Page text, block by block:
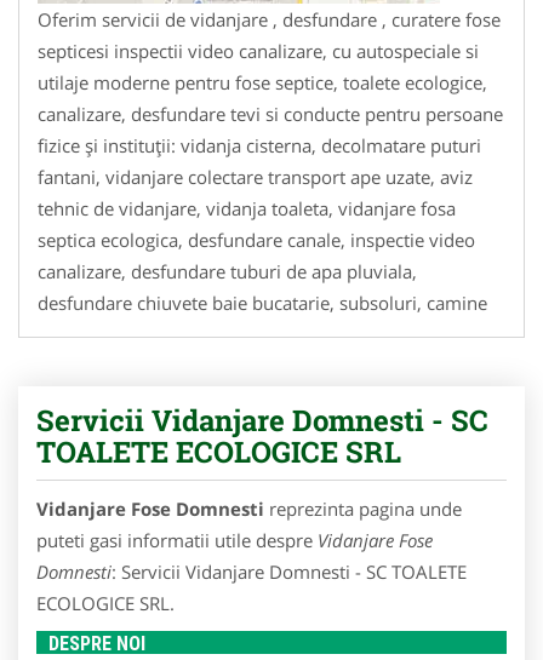
Oferim servicii de vidanjare , desfundare , curatere fose
septicesi inspectii video canalizare, cu autospeciale si
utilaje moderne pentru fose septice, toalete ecologice,
canalizare, desfundare tevi si conducte pentru persoane
fizice și instituții: vidanja cisterna, decolmatare puturi
fantani, vidanjare colectare transport ape uzate, aviz
tehnic de vidanjare, vidanja toaleta, vidanjare fosa
septica ecologica, desfundare canale, inspectie video
canalizare, desfundare tuburi de apa pluviala,
desfundare chiuvete baie bucatarie, subsoluri, camine
Servicii Vidanjare Domnesti - SC
TOALETE ECOLOGICE SRL
Vidanjare Fose Domnesti reprezinta pagina unde
puteti gasi informatii utile despre Vidanjare Fose
Domnesti: Servicii Vidanjare Domnesti - SC TOALETE
ECOLOGICE SRL.
DESPRE NOI